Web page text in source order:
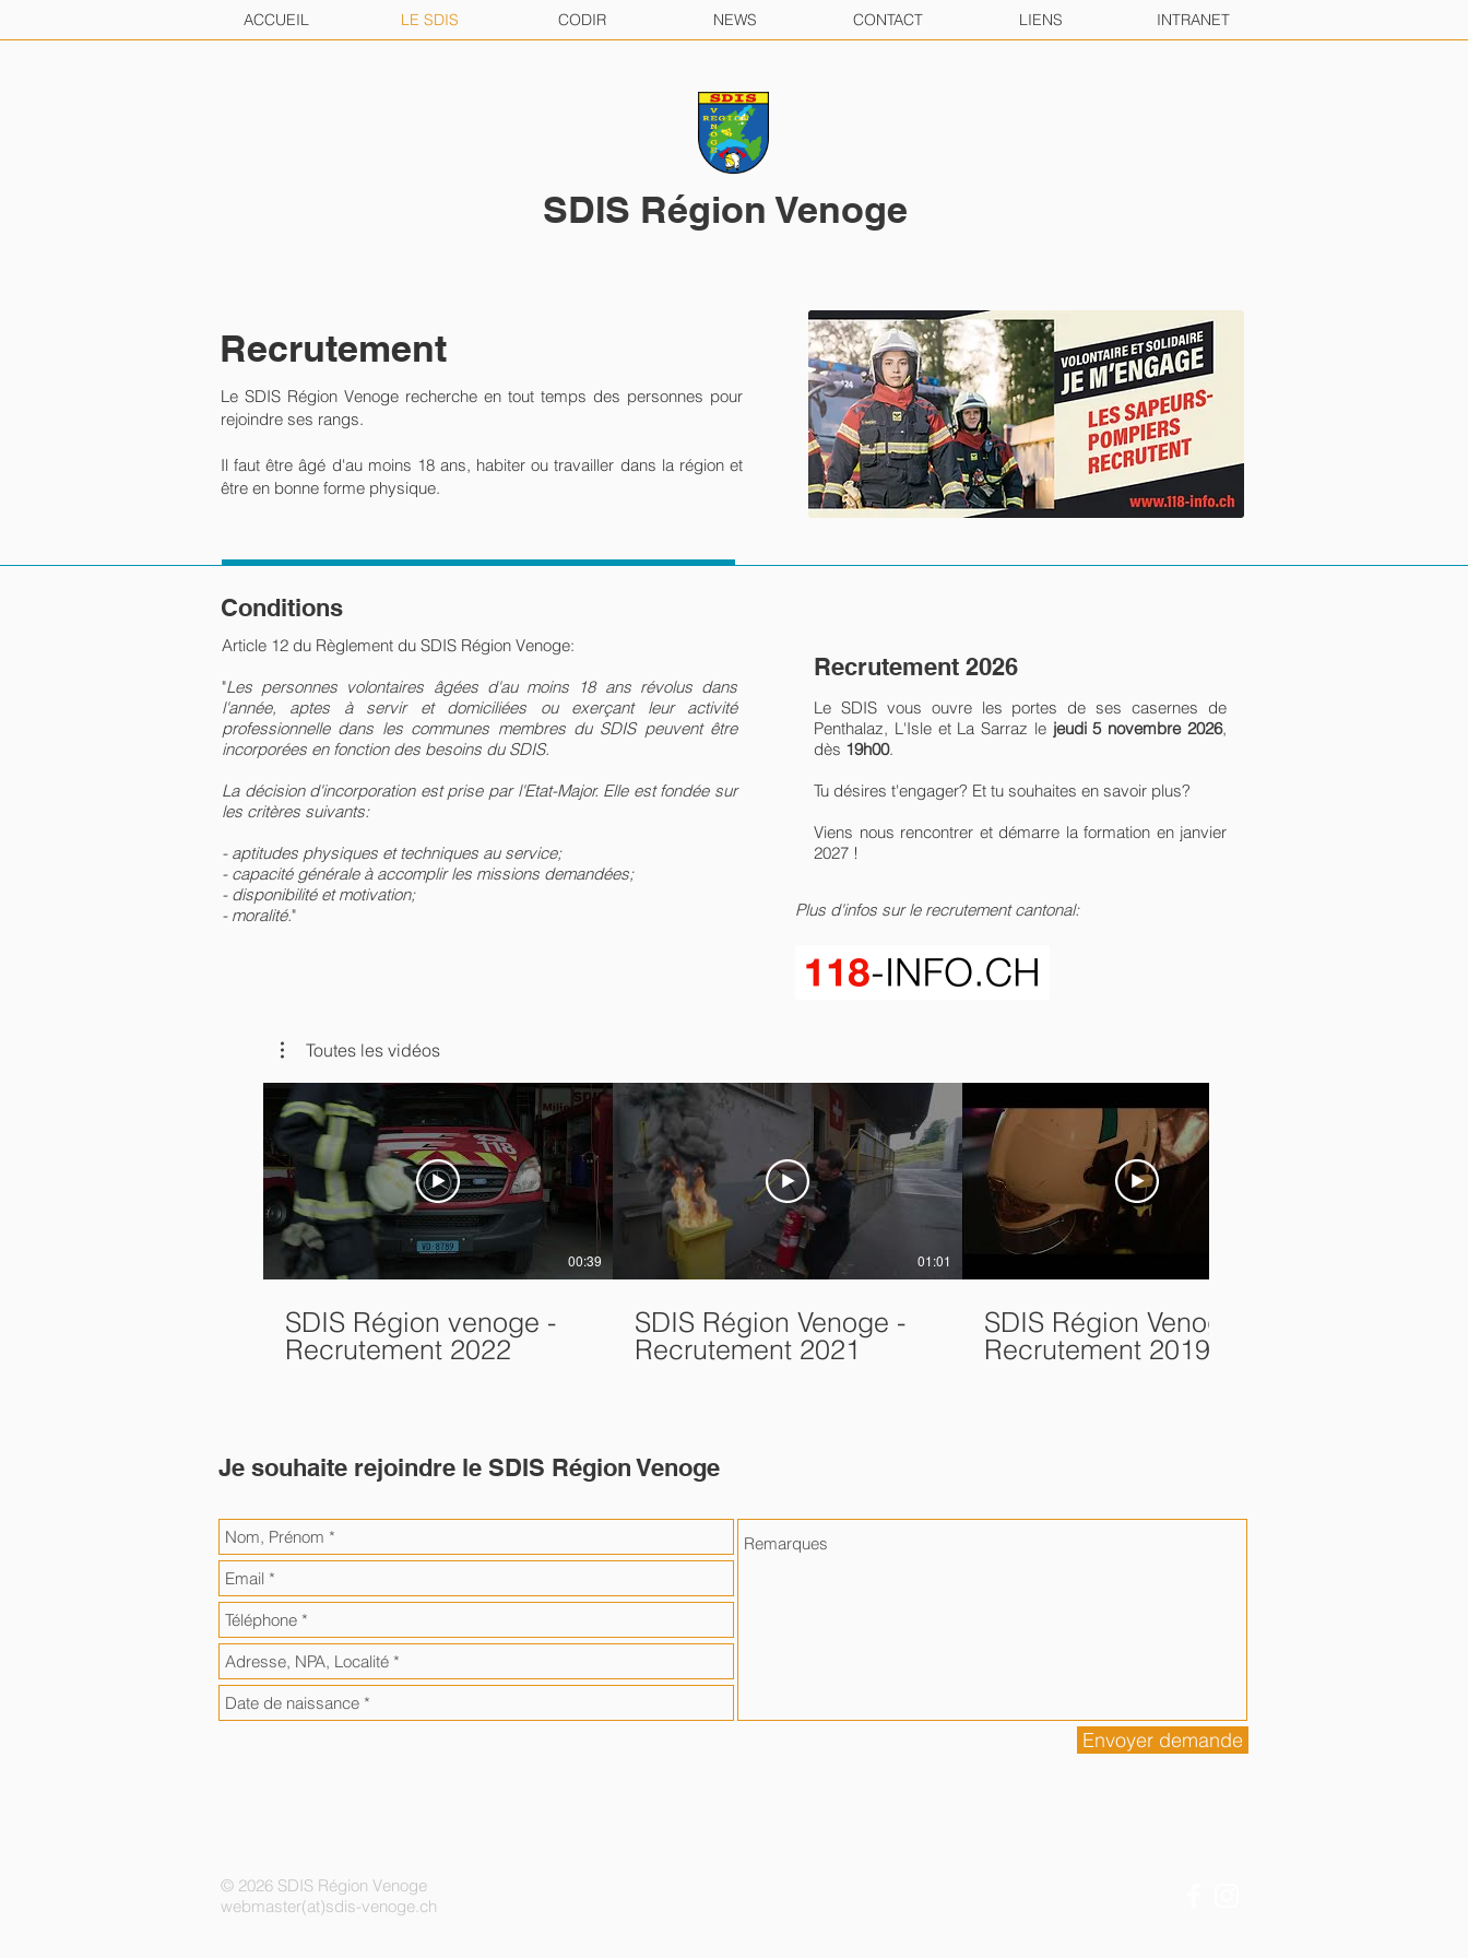
ACCUEIL LE SDIS CODIR NEWS CONTACT LIENS INTRANET
SDIS Région Venoge
Recrutement
Le SDIS Région Venoge recherche en tout temps des personnes pour
rejoindre ses rangs.
Il faut être âgé d'au moins 18 ans, habiter ou travailler dans la région et
être en bonne forme physique.
Conditions
Article 12 du Règlement du SDIS Région Venoge:
"Les personnes volontaires âgées d'au moins 18 ans révolus dans
l'année, aptes à servir et domiciliées ou exerçant leur activité
professionnelle dans les communes membres du SDIS peuvent être
incorporées en fonction des besoins du SDIS.
La décision d'incorporation est prise par l'Etat-Major. Elle est fondée sur
les critères suivants:
- aptitudes physiques et techniques au service;
- capacité générale à accomplir les missions demandées;
- disponibilité et motivation;
- moralité."
Recrutement 2026
Le SDIS vous ouvre les portes de ses casernes de
Penthalaz, L'Isle et La Sarraz le jeudi 5 novembre 2026,
dès 19h00.
Tu désires t'engager? Et tu souhaites en savoir plus?
Viens nous rencontrer et démarre la formation en janvier
2027 !
Plus d'infos sur le recrutement cantonal:
Toutes les vidéos
00:39
SDIS Région venoge -
Recrutement 2022
01:01
SDIS Région Venoge -
Recrutement 2021
SDIS Région Venoge -
Recrutement 2019
Je souhaite rejoindre le SDIS Région Venoge
Envoyer demande
© 2026 SDIS Région Venoge
webmaster(at)sdis-venoge.ch